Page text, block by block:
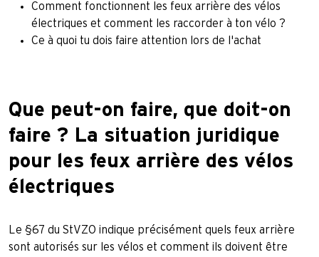
Comment fonctionnent les feux arrière des vélos
électriques et comment les raccorder à ton vélo ?
Ce à quoi tu dois faire attention lors de l'achat
Que peut-on faire, que doit-on
faire ? La situation juridique
pour les feux arrière des vélos
électriques
Le §67 du StVZO indique précisément quels feux arrière
sont autorisés sur les vélos et comment ils doivent être